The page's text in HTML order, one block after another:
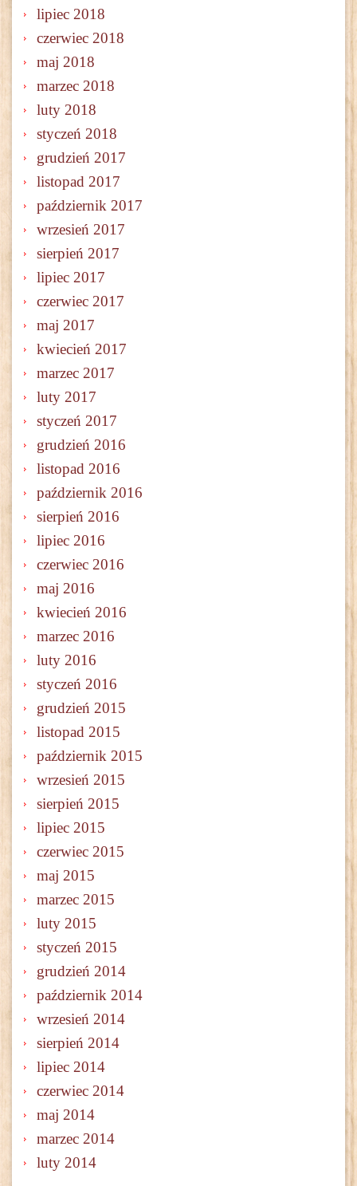
lipiec 2018
czerwiec 2018
maj 2018
marzec 2018
luty 2018
styczeń 2018
grudzień 2017
listopad 2017
październik 2017
wrzesień 2017
sierpień 2017
lipiec 2017
czerwiec 2017
maj 2017
kwiecień 2017
marzec 2017
luty 2017
styczeń 2017
grudzień 2016
listopad 2016
październik 2016
sierpień 2016
lipiec 2016
czerwiec 2016
maj 2016
kwiecień 2016
marzec 2016
luty 2016
styczeń 2016
grudzień 2015
listopad 2015
październik 2015
wrzesień 2015
sierpień 2015
lipiec 2015
czerwiec 2015
maj 2015
marzec 2015
luty 2015
styczeń 2015
grudzień 2014
październik 2014
wrzesień 2014
sierpień 2014
lipiec 2014
czerwiec 2014
maj 2014
marzec 2014
luty 2014